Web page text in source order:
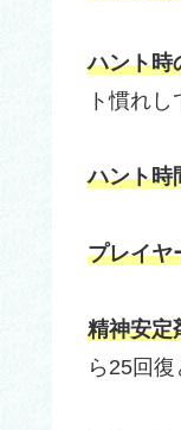
ハント時
ト慣れ
ハント時
プレイヤ
精神安定
ら25回